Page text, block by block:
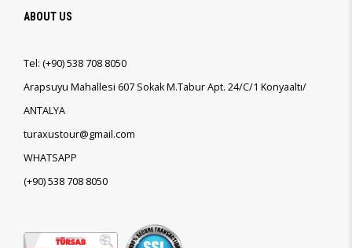
ABOUT US
Tel: (+90)538 708 8050
Arapsuyu Mahallesi 607 Sokak M.Tabur Apt. 24/C/1 Konyaaltı/
ANTALYA
turaxustour@gmail.com
WHATSAPP
(+90)538 708 8050